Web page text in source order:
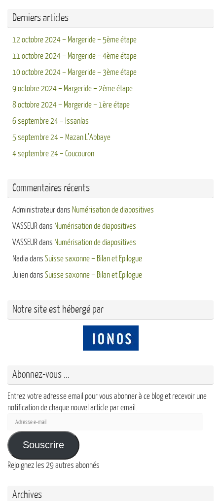
Derniers articles
12 octobre 2024 – Margeride – 5ème étape
11 octobre 2024 – Margeride – 4ème étape
10 octobre 2024 – Margeride – 3ème étape
9 octobre 2024 – Margeride – 2ème étape
8 octobre 2024 – Margeride – 1ère étape
6 septembre 24 – Issanlas
5 septembre 24 – Mazan L’Abbaye
4 septembre 24 – Coucouron
Commentaires récents
Administrateurdans Numérisation de diapositives
VASSEURdans Numérisation de diapositives
VASSEURdans Numérisation de diapositives
Nadia dans Suisse saxonne – Bilan et Epilogue
Juliendans Suisse saxonne – Bilan et Epilogue
Notre site est hébergé par
Abonnez-vous ...
Entrez votre adresse email pour vous abonner à ce blog et recevoir une
notification de chaque nouvel article par email.
Adresse
mail
Souscrire
Rejoignez les 29 autres abonnés
Archives